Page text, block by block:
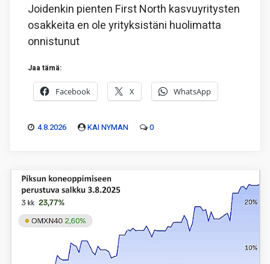
Joidenkin pienten First North kasvuyritysten
osakkeita en ole yrityksistäni huolimatta
onnistunut
Jaa tämä:
Facebook X WhatsApp
4.8.2026 KAI NYMAN 0